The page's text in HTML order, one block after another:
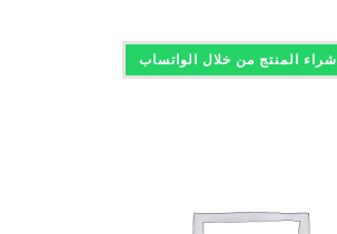
شراء المنتج من خلال الواتساب